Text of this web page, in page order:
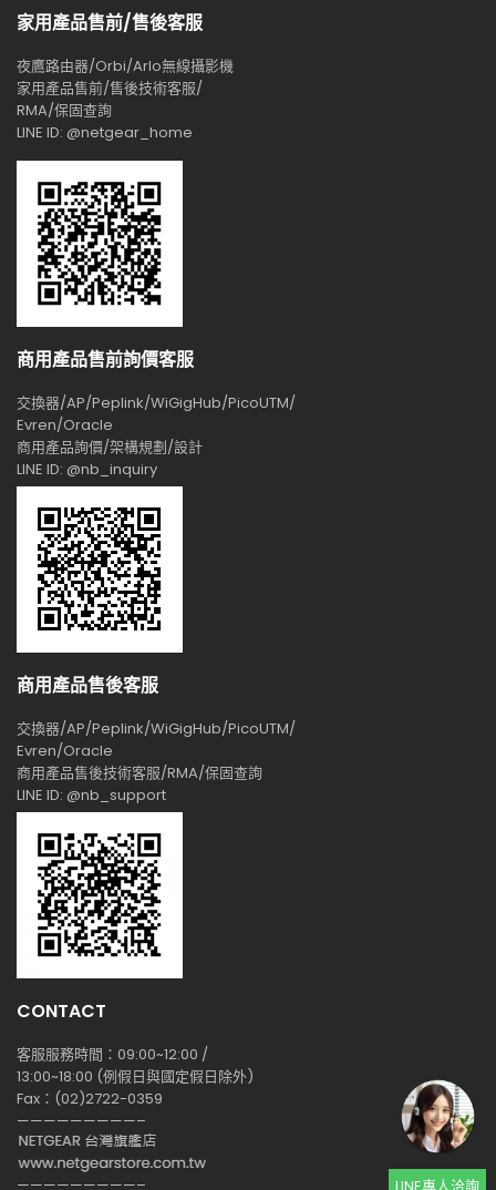
家用產品售前/售後客服
夜鷹路由器/Orbi/Arlo無線攝影機
家用產品售前/售後技術客服/
RMA/保固查詢
LINE ID: @netgear_home
商用產品售前詢價客服
交換器/AP/Peplink/WiGigHub/PicoUTM/
Evren/Oracle
商用產品詢價/架構規劃/設計
LINE ID: @nb_inquiry
商用產品售後客服
交換器/AP/Peplink/WiGigHub/PicoUTM/
Evren/Oracle
商用產品售後技術客服/RMA/保固查詢
LINE ID: @nb_support
CONTACT
客服服務時間：09:00~12:00 /
13:00~18:00 (例假日與國定假日除外)
Fax：(02)2722-0359
—————————–
—————————– LINE專人洽詢